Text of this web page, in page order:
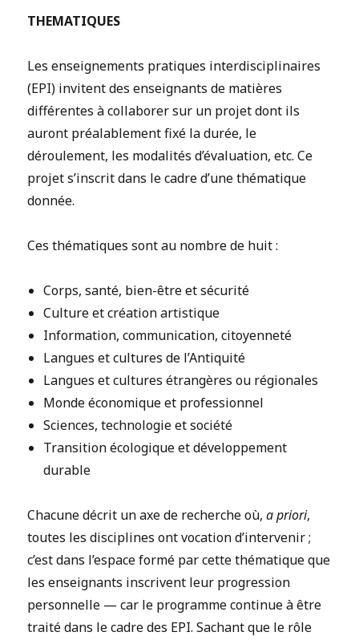
THEMATIQUES
Les enseignements pratiques interdisciplinaires
(EPI) invitent des enseignants de matières
différentes à collaborer sur un projet dont ils
auront préalablement fixé la durée, le
déroulement, les modalités d’évaluation, etc. Ce
projet s’inscrit dans le cadre d’une thématique
donnée.
Ces thématiques sont au nombre de huit :
Corps, santé, bien-être et sécurité
Culture et création artistique
Information, communication, citoyenneté
Langues et cultures de l’Antiquité
Langues et cultures étrangères ou régionales
Monde économique et professionnel
Sciences, technologie et société
Transition écologique et développement
durable
Chacune décrit un axe de recherche où,a priori,
toutes les disciplines ont vocation d’intervenir ;
c’est dans l’espace formé par cette thématique que
les enseignants inscrivent leur progression
personnelle — car le programme continue à être
traité dans le cadre des EPI. Sachant que le rôle